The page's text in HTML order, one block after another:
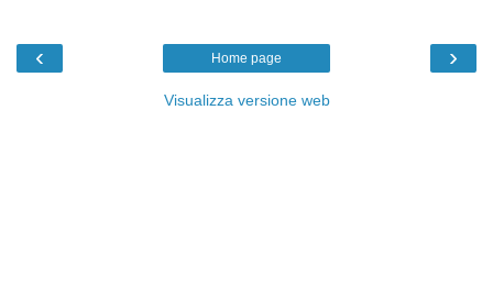
‹ ›
Home page
Visualizza versione web